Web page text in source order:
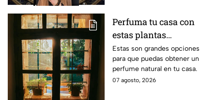
Perfuma tu casa con
estas plantas
aromáticas con flor
para colocar en la
ventana
Estas son grandes opciones
para que puedas obtener un
perfume natural en tu casa.
07 agosto, 2026